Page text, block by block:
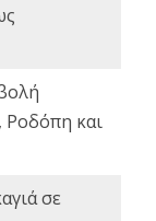
Ροδόπη και
σε